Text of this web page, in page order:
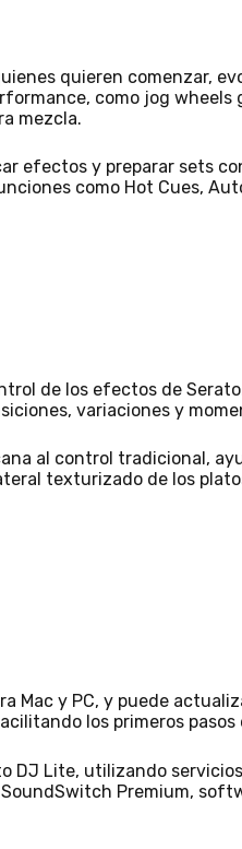
quieren comenzar,
como jog
mezcla.
efectos y preparar sets
como Hot Cues,
de los efectos de
variaciones y
al control tradicional,
texturizado de los
Mac y PC, y puede
los primeros pasos
DJ Lite, utilizando
Premium,